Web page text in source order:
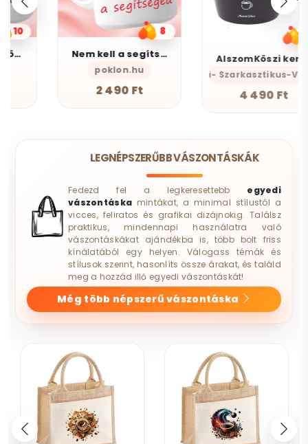
8
Nem kell a segítsé - Bögre
poklon.hu
2 490 Ft
AlszomKöszi kerámia bögre - Black Edition
AlszomKöszi- Szarkasztikus-Vicces-
4 490 Ft
LEGNÉPSZERŰBB VÁSZONTÁSKÁK
Fedezd fel a legkeresettebb egyedi
vászontáska mintákat, a minimal stílustól a
vicces, feliratos és grafikai dizájnokig. Találsz
praktikus, mindennapi használatra való
vászontáskákat ajándékba is, több bolt friss
kínálatából egy helyen. Válogass témák és
stílusok szerint, hasonlíts össze árakat, és találd
meg a hozzád illő egyedi vászontáskát!
Még több népszerű vászontáska